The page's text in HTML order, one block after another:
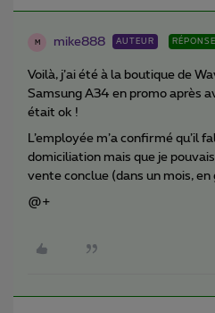
M mike888 AUTEUR RÉPONSE
Voilà, j’ai été à la boutique de
Samsung A34 en promo après
était ok !
L’employée m’a confirmé qu’il
domiciliation mais que je
vente conclue (dans un mois, en
@+